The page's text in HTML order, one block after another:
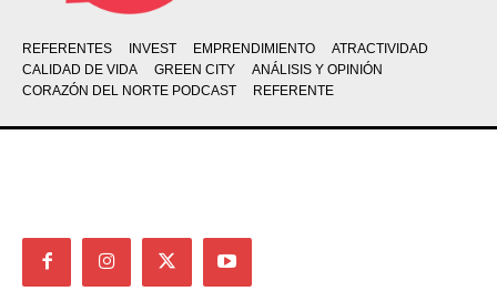
REFERENTES INVEST EMPRENDIMIENTO
ATRACTIVIDAD
CALIDAD DE VIDA
GREEN CITY
ANÁLISIS Y OPINIÓN
CORAZÓN DEL NORTE PODCAST
REFERENTE